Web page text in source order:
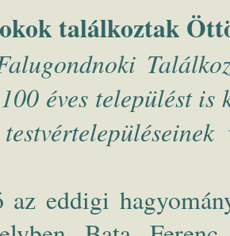
találkoztak
éves települést is
eddigi